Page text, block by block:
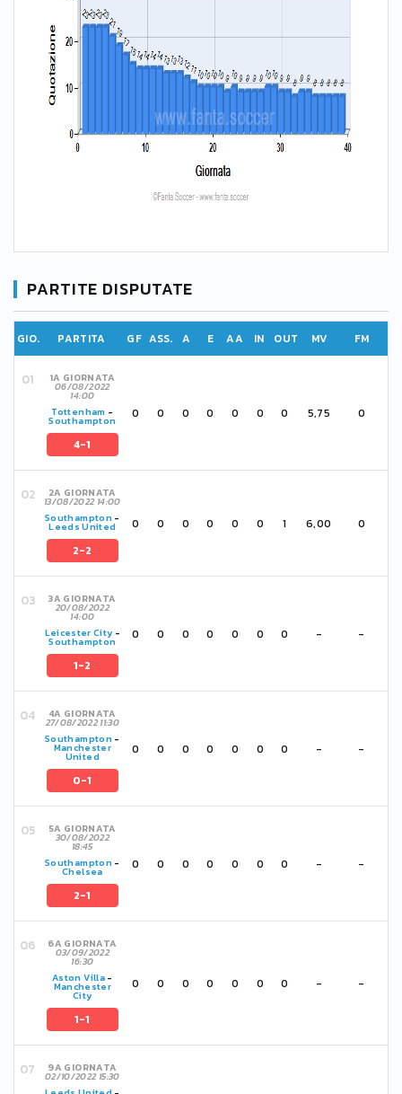
PARTITE DISPUTATE
GIO. PARTITA GF ASS. A E AA IN OUT MV FM
1A GIORNATA
06/08/2022
14:00
Tottenham -
Southampton
4-1
0 0 0 0 0 0 0 5,75 0
2A GIORNATA
13/08/2022 14:00
Southampton-
Leeds United
2-2
0 0 0 0 0 0 1 6,00 0
3A GIORNATA
20/08/2022
14:00
Leicester City-
Southampton
1-2
0 0 0 0 0 0 0 - -
4A GIORNATA
27/08/2022 11:30
Southampton-
Manchester
United
0-1
0 0 0 0 0 0 0 - -
5A GIORNATA
30/08/2022
18:45
Southampton-
Chelsea
2-1
0 0 0 0 0 0 0 - -
6A GIORNATA
03/09/2022
16:30
Aston Villa-
Manchester
City
1-1
0 0 0 0 0 0 0 - -
9A GIORNATA
02/10/2022 15:30